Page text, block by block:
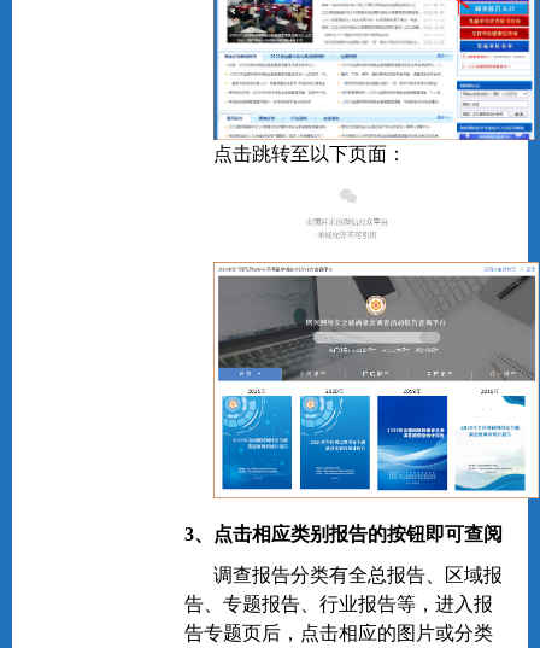
点击跳转至以下页面：
3、点击相应类别报告的按钮即可查阅
调查报告分类有全总报告、区域报
告、专题报告、行业报告等，进入报
告专题页后，点击相应的图片或分类